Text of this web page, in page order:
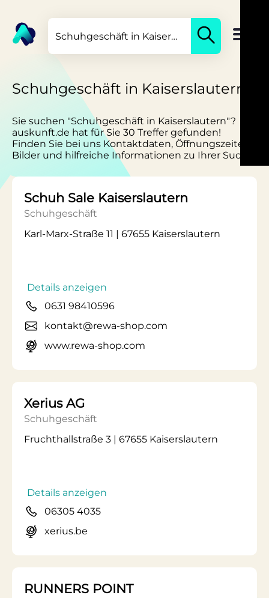
Schuhgeschäft in Kaiserslautern
Sie suchen "Schuhgeschäft in Kaiserslautern"?
auskunft.de hat für Sie 30 Treffer gefunden!
Finden Sie bei uns Kontaktdaten, Öffnungszeiten,
Bilder und hilfreiche Informationen zu Ihrer Suche.
Schuh Sale Kaiserslautern
Schuhgeschäft
Karl-Marx-Straße 11 | 67655 Kaiserslautern
Details anzeigen
0631 98410596
kontakt@rewa-shop.com
www.rewa-shop.com
Xerius AG
Schuhgeschäft
Fruchthallstraße 3 | 67655 Kaiserslautern
Details anzeigen
06305 4035
xerius.be
RUNNERS POINT